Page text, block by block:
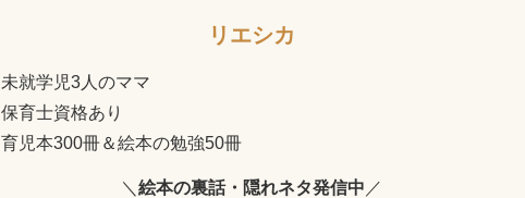
リエシカ
未就学児3人のママ
保育士資格あり
育児本300冊＆絵本の勉強50冊
＼ 絵本の裏話・隠れネタ発信中 ／